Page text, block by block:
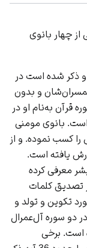
چهار بانوی
ذکر شده است در
و بدون
قرآن به‌نام او در
بانوی مومنی
را کسب نموده. و از
یافته است.
معرفی کرده
تصدیق کلمات
تکوین و تولد و
دو سوره آل‌عمرال
است. برخی